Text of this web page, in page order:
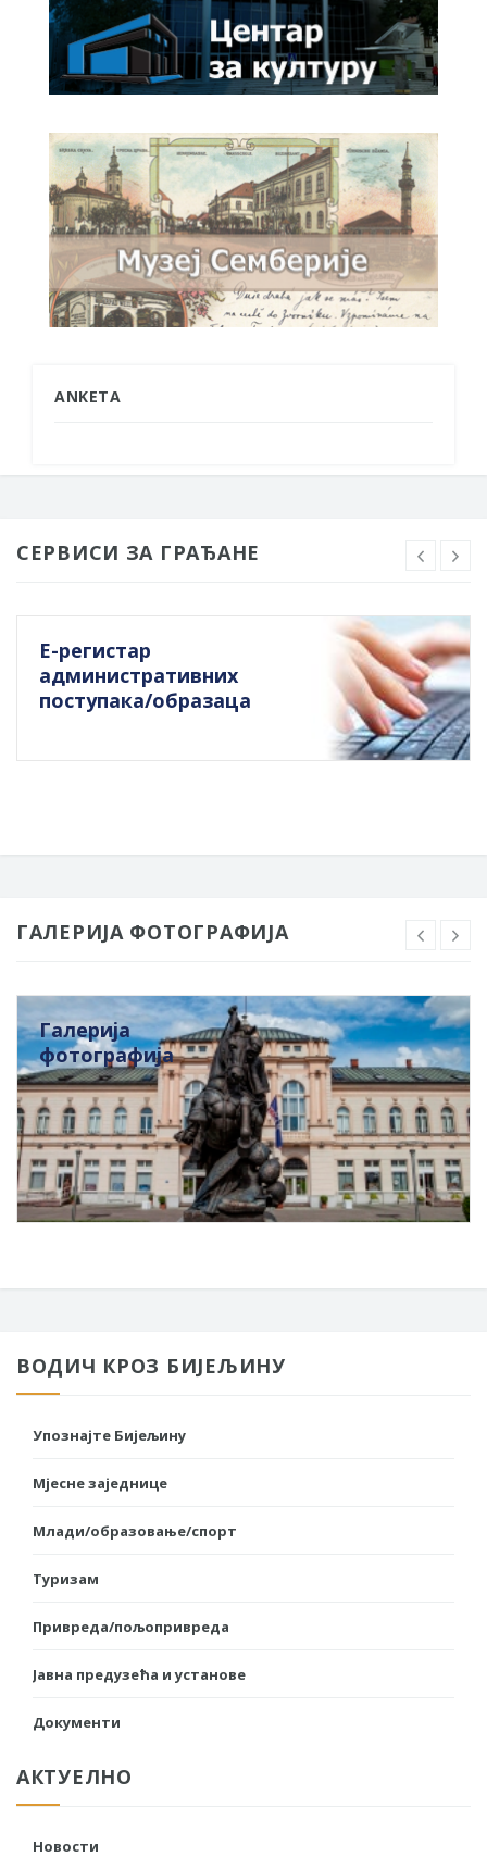
ANKETA
СЕРВИСИ ЗА ГРАЂАНЕ
Е-регистар
административних
поступака/образаца
ГАЛЕРИЈА ФОТОГРАФИЈА
Галерија
фотографија
ВОДИЧ КРОЗ БИЈЕЉИНУ
Упознајте Бијељину
Мјесне заједнице
Млади/образовање/спорт
Туризам
Привреда/пољопривреда
Јавна предузећа и установе
Документи
АКТУЕЛНО
Новости